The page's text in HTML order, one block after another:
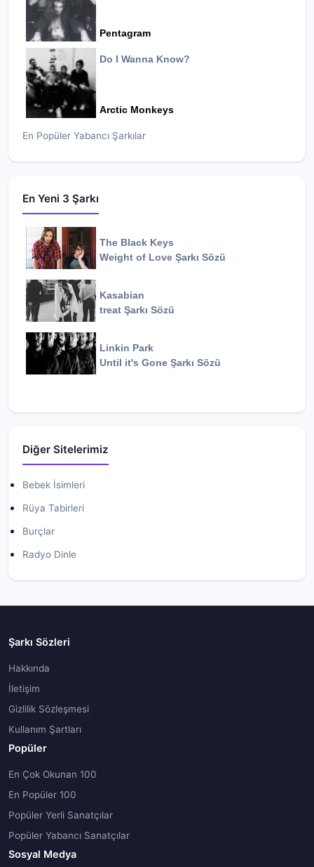
Pentagram
Do I Wanna Know?
Arctic Monkeys
En Popüler Yabancı Şarkılar
En Yeni 3 Şarkı
The Black Keys
Weight of Love Şarkı Sözü
Kasabian
treat Şarkı Sözü
Linkin Park
Until it's Gone Şarkı Sözü
Diğer Sitelerimiz
Bebek İsimleri
Rüya Tabirleri
Burçlar
Radyo Dinle
Şarkı Sözleri
Hakkında
İletişim
Gizlilik Sözleşmesi
Kullanım Şartları
Popüler
En Çok Okunan 100
En Popüler 100
Popüler Yerli Sanatçılar
Popüler Yabancı Sanatçılar
Sosyal Medya